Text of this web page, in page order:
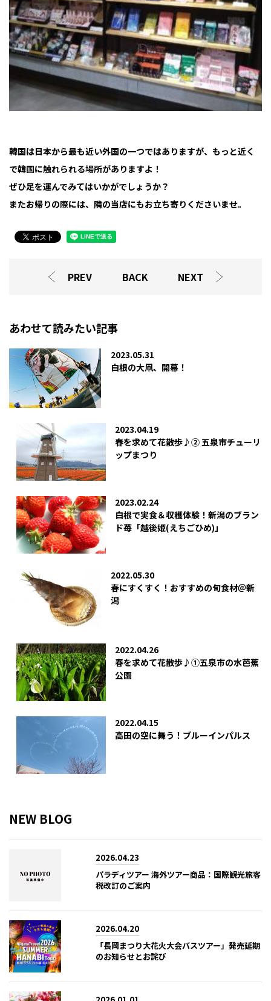
韓国は日本から最も近い外国の一つではありますが、もっと近く
で韓国に触れられる場所がありますよ！
ぜひ足を運んでみてはいかがでしょうか？
またお帰りの際には、隣の当店にもお立ち寄りくださいませ。
PREV BACK NEXT
あわせて読みたい記事
2023.05.31
白根の大凧、開幕！
2023.04.19
春を求めて花散歩♪② 五泉市チューリ
ップまつり
2023.02.24
白根で実食＆収穫体験！新潟のブラン
ド苺「越後姫(えちごひめ)」
2022.05.30
春にすくすく！おすすめの旬食材＠新
潟
2022.04.26
春を求めて花散歩♪①五泉市の水芭蕉
公園
2022.04.15
高田の空に舞う！ブルーインパルス
NEW BLOG
2026.04.23
パラディツアー 海外ツアー商品：国際観光旅客
税改訂のご案内
2026.04.20
「長岡まつり大花火大会バスツアー」発売延期
のお知らせとお詫び